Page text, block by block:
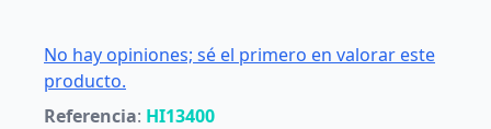
No hay opiniones; sé el primero en valorar este
producto.
Referencia: HI13400